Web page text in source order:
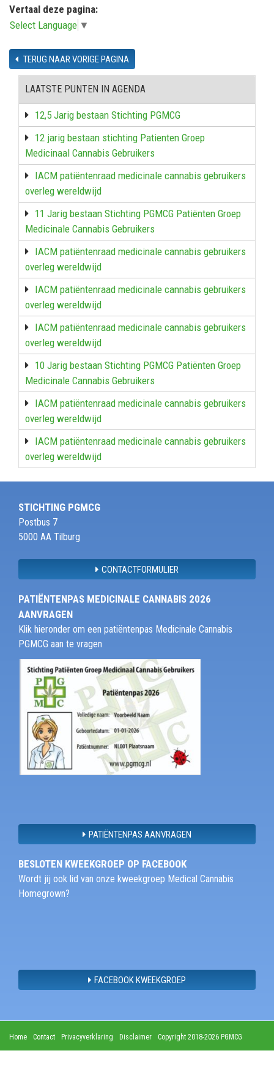
Vertaal deze pagina:
Select Language ▼
TERUG NAAR VORIGE PAGINA
LAATSTE PUNTEN IN AGENDA
12,5 Jarig bestaan Stichting PGMCG
12 jarig bestaan stichting Patienten Groep
Medicinaal Cannabis Gebruikers
IACM patiëntenraad medicinale cannabis gebruikers
overleg wereldwijd
11 Jarig bestaan Stichting PGMCG Patiënten Groep
Medicinale Cannabis Gebruikers
IACM patiëntenraad medicinale cannabis gebruikers
overleg wereldwijd
IACM patiëntenraad medicinale cannabis gebruikers
overleg wereldwijd
IACM patiëntenraad medicinale cannabis gebruikers
overleg wereldwijd
10 Jarig bestaan Stichting PGMCG Patiënten Groep
Medicinale Cannabis Gebruikers
IACM patiëntenraad medicinale cannabis gebruikers
overleg wereldwijd
IACM patiëntenraad medicinale cannabis gebruikers
overleg wereldwijd
STICHTING PGMCG
Postbus 7
5000 AA Tilburg
CONTACTFORMULIER
PATIËNTENPAS MEDICINALE CANNABIS 2026
AANVRAGEN
Klik hieronder om een patiëntenpas Medicinale Cannabis
PGMCG aan te vragen
PATIËNTENPAS AANVRAGEN
BESLOTEN KWEEKGROEP OP FACEBOOK
Wordt jij ook lid van onze kweekgroep Medical Cannabis
Homegrown?
FACEBOOK KWEEKGROEP
Home Contact Privacyverklaring Disclaimer Copyright 2018-2026 PGMCG